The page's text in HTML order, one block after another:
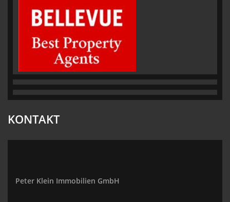
KONTAKT
Peter Klein Immobilien GmbH